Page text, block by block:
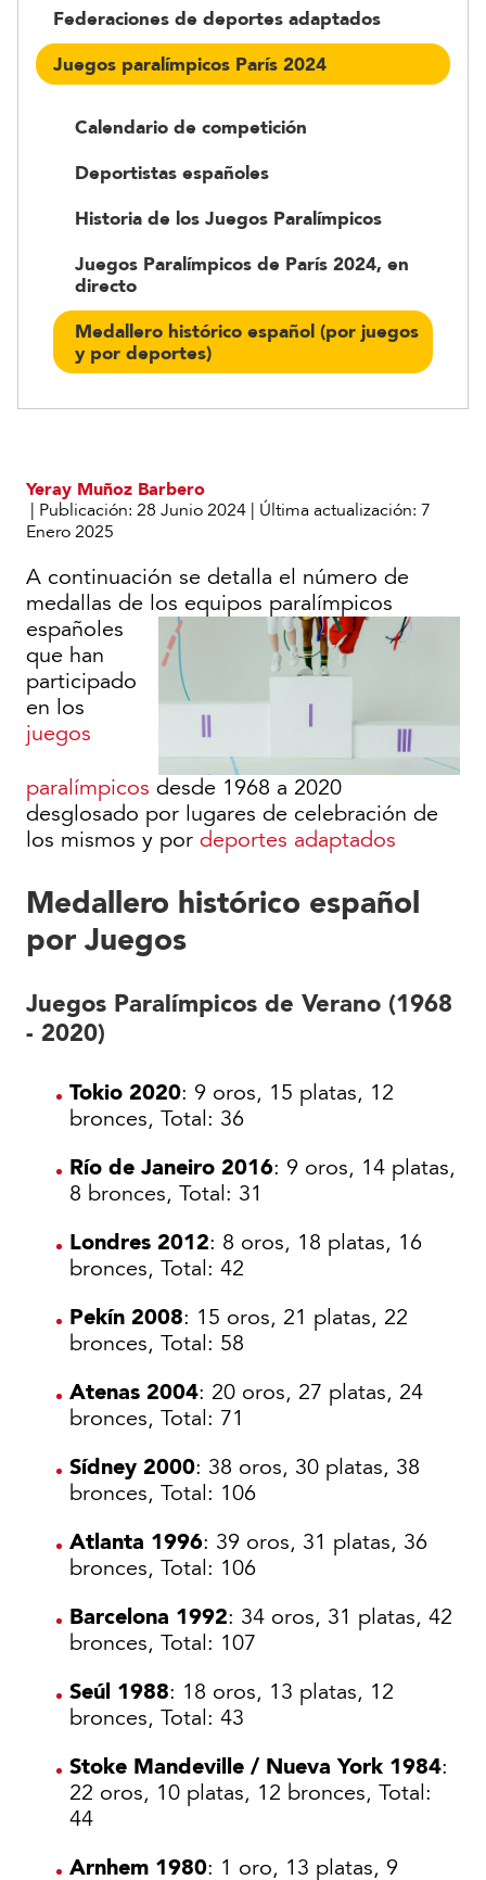
Federaciones de deportes adaptados
Juegos paralímpicos París 2024
Calendario de competición
Deportistas españoles
Historia de los Juegos Paralímpicos
Juegos Paralímpicos de París 2024, en
directo
Medallero histórico español (por juegos
y por deportes)
Yeray Muñoz Barbero
| Publicación: 28 Junio 2024 | Última actualización: 7
Enero 2025
A continuación se detalla el número de
medallas de los equipos paralímpicos
españoles
que han
participado
en los
juegos
paralímpicos desde 1968 a 2020
desglosado por lugares de celebración de
los mismos y por deportes adaptados
Medallero histórico español
por Juegos
Juegos Paralímpicos de Verano (1968
- 2020)
Tokio 2020: 9 oros, 15 platas, 12
bronces, Total: 36
Río de Janeiro 2016: 9 oros, 14 platas,
8 bronces, Total: 31
Londres 2012: 8 oros, 18 platas, 16
bronces, Total: 42
Pekín 2008: 15 oros, 21 platas, 22
bronces, Total: 58
Atenas 2004: 20 oros, 27 platas, 24
bronces, Total: 71
Sídney 2000: 38 oros, 30 platas, 38
bronces, Total: 106
Atlanta 1996: 39 oros, 31 platas, 36
bronces, Total: 106
Barcelona 1992: 34 oros, 31 platas, 42
bronces, Total: 107
Seúl 1988: 18 oros, 13 platas, 12
bronces, Total: 43
Stoke Mandeville / Nueva York 1984:
22 oros, 10 platas, 12 bronces, Total:
44
Arnhem 1980: 1 oro, 13 platas, 9